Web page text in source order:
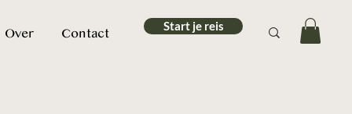
Over Contact Start je reis